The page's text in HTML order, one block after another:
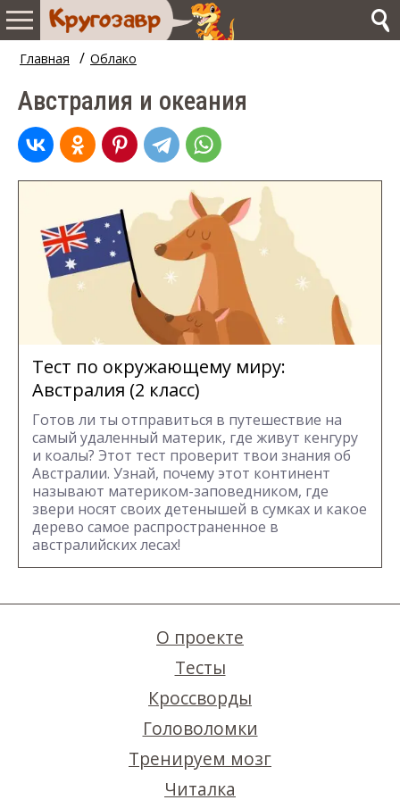
Главная / Облако
Австралия и океания
Тест по окружающему миру:
Австралия (2 класс)
Готов ли ты отправиться в путешествие на
самый удаленный материк, где живут кенгуру
и коалы? Этот тест проверит твои знания об
Австралии. Узнай, почему этот континент
называют материком-заповедником, где
звери носят своих детенышей в сумках и какое
дерево самое распространенное в
австралийских лесах!
О проекте
Тесты
Кроссворды
Головоломки
Тренируем мозг
Читалка